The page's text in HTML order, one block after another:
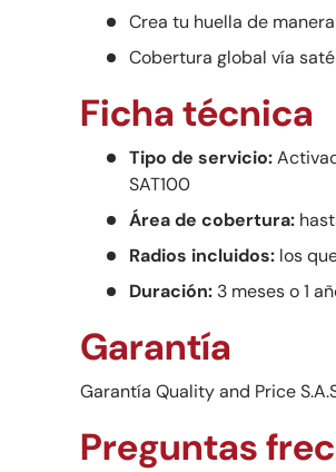
Crea tu huella de
Cobertura global vía
Ficha técnica
Tipo de servicio:
SAT100
Área de cobertura:
Radios incluidos: los
Duración: 3 meses o 1
Garantía
Garantía Quality and Price
Preguntas